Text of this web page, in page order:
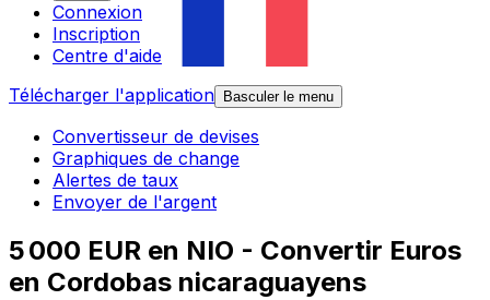
Connexion
Inscription
Centre d'aide
Télécharger l'application
Basculer le menu
Convertisseur de devises
Graphiques de change
Alertes de taux
Envoyer de l'argent
5 000 EUR en NIO - Convertir Euros
en Cordobas nicaraguayens